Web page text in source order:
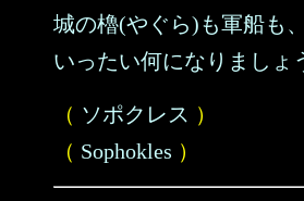
城の櫓(やぐら)も軍船も、
いったい何になりましょ
（ ソポクレス ）
（ Sophokles ）